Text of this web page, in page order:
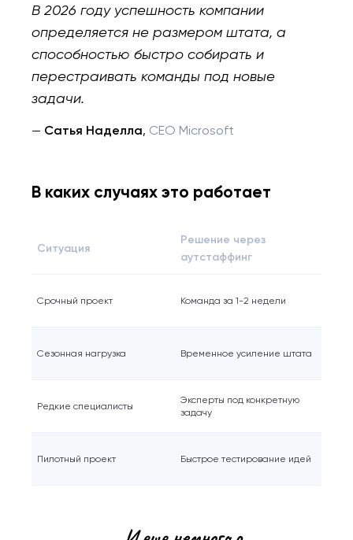
Спасибо
Мы получили вашу заявку
В 2026 году успешность компании
определяется не размером штата, а
способностью быстро собирать и
перестраивать команды под новые
задачи.
— Сатья Наделла, CEO Microsoft
В каких случаях это работает
Ситуация
Решение через
аутстаффинг
Срочный проект Команда за 1-2 недели
Сезонная нагрузка Временное усиление штата
Редкие специалисты
Эксперты под конкретную
задачу
Пилотный проект Быстрое тестирование идей
Мы свяжемся с вами в
ближайшее время,
чтобы обсудить
проект.